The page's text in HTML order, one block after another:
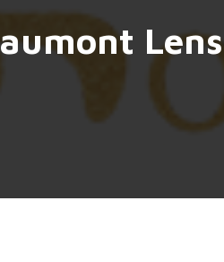
Lens